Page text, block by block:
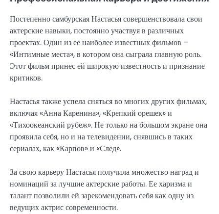
Постепенно самбурская Настасья совершенствовала свои
актерские навыки, постоянно участвуя в различных
проектах. Один из ее наиболее известных фильмов –
«Интимные места», в котором она сыграла главную роль.
Этот фильм принес ей широкую известность и признание
критиков.
Настасья также успела сняться во многих других фильмах,
включая «Анна Каренина», «Крепкий орешек» и
«Тихоокеанский рубеж». Не только на большом экране она
проявила себя, но и на телевидении, снявшись в таких
сериалах, как «Карпов» и «След».
За свою карьеру Настасья получила множество наград и
номинаций за лучшие актерские работы. Ее харизма и
талант позволили ей зарекомендовать себя как одну из
ведущих актрис современности.